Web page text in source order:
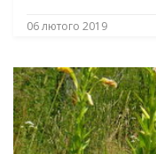
06 лютого 2019